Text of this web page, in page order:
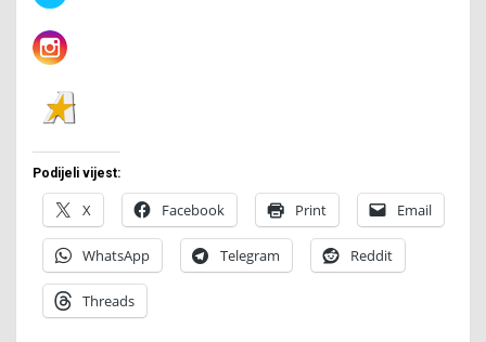
Podijeli vijest:
X Facebook Print Email
WhatsApp Telegram Reddit
Threads